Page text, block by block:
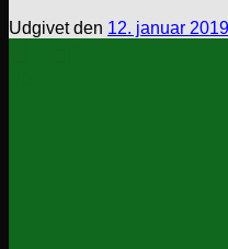
Udgivet den 12. januar 2019